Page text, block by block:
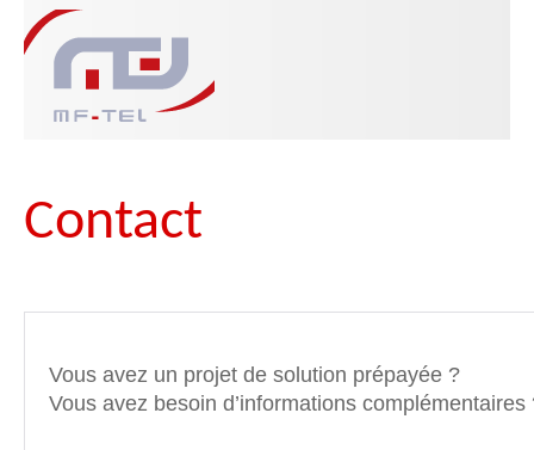
Contact
Vous avez un projet de solution prépayée ?
Vous avez besoin d’informations complémentaires